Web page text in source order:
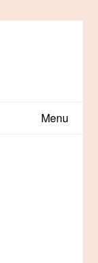
Menu